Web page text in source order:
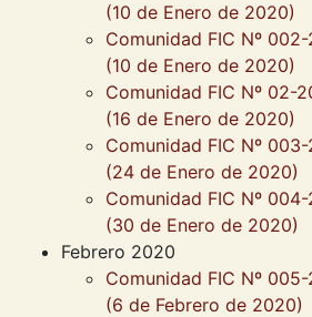
(10 de Enero de 2020)
Comunidad FIC Nº
(10 de Enero de 2020)
Comunidad FIC Nº 02-
(16 de Enero de 2020)
Comunidad FIC Nº
(24 de Enero de 2020)
Comunidad FIC Nº
(30 de Enero de 2020)
Febrero 2020
Comunidad FIC Nº
(6 de Febrero de 2020)